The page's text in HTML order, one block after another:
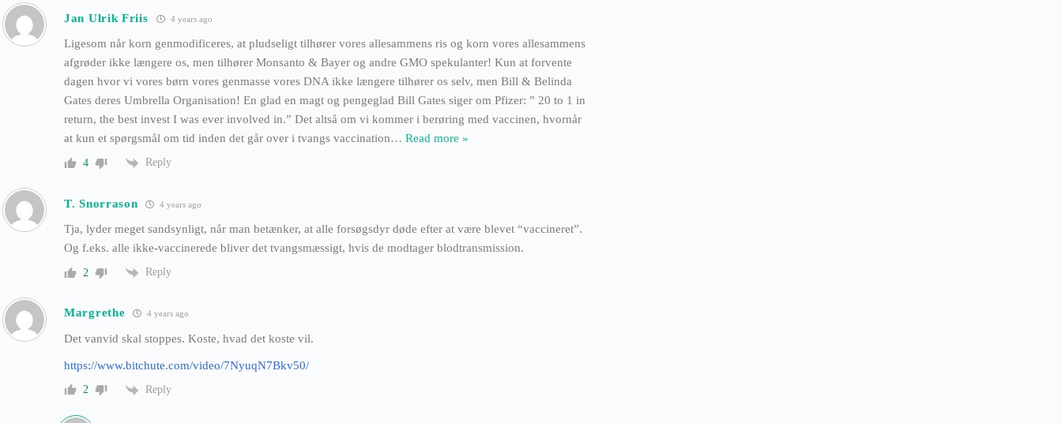
Jan Ulrik Friis 4 years ago
Ligesom når korn genmodificeres, at pludseligt tilhører vores allesammens ris og korn vores allesammens
afgrøder ikke længere os, men tilhører Monsanto & Bayer og andre GMO spekulanter! Kun at forvente
dagen hvor vi vores børn vores genmasse vores DNA ikke længere tilhører os selv, men Bill & Belinda
Gates deres Umbrella Organisation! En glad en magt og pengeglad Bill Gates siger om Pfizer: ” 20 to 1 in
return, the best invest I was ever involved in.” Det altså om vi kommer i berøring med vaccinen, hvornår
at kun et spørgsmål om tid inden det går over i tvangs vaccination… Read more »
4 Reply
T. Snorrason 4 years ago
Tja, lyder meget sandsynligt, når man betænker, at alle forsøgsdyr døde efter at være blevet “vaccineret”.
Og f.eks. alle ikke-vaccinerede bliver det tvangsmæssigt, hvis de modtager blodtransmission.
2 Reply
Margrethe 4 years ago
Det vanvid skal stoppes. Koste, hvad det koste vil.
https://www.bitchute.com/video/7NyuqN7Bkv50/
2 Reply